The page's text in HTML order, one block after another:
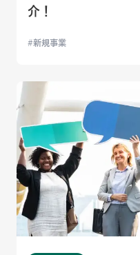
介！
新規事業